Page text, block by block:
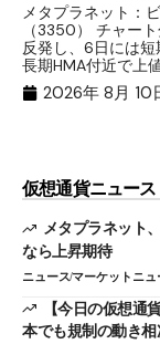
メタプラネット：
（3350） チャー
反発し、6日には短
長期HMA付近で上
2026年 8月 10
仮想通貨ニュース
メタプラネット
なら上昇期待
ニュースマーケットニュ
【今日の仮想
本でも規制の動き相